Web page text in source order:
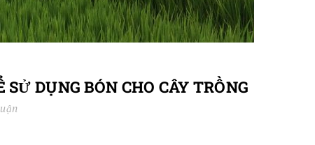
DỤNG BÓN CHO CÂY TRỒNG